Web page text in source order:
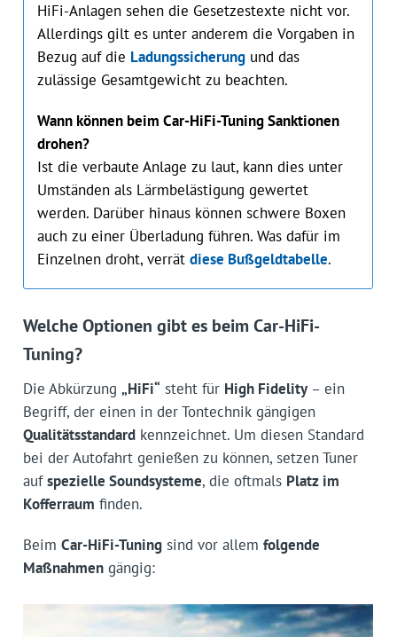
HiFi-Anlagen sehen die Gesetzestexte nicht vor.
Allerdings gilt es unter anderem die Vorgaben in
Bezug auf die Ladungssicherungund das
zulässige Gesamtgewicht zu beachten.
Wann können beim Car-HiFi-Tuning Sanktionen
drohen?
Ist die verbaute Anlage zu laut, kann dies unter
Umständen als Lärmbelästigung gewertet
werden. Darüber hinaus können schwere Boxen
auch zu einer Überladung führen. Was dafür im
Einzelnen droht, verrät diese Bußgeldtabelle.
Welche Optionen gibt es beim Car-HiFi-
Tuning?
Die Abkürzung „HiFi“ steht für High Fidelity– ein
Begriff, der einen in der Tontechnik gängigen
Qualitätsstandardkennzeichnet. Um diesen Standard
bei der Autofahrt genießen zu können, setzen Tuner
aufspezielle Soundsysteme, die oftmals Platz im
Kofferraum finden.
Beim Car-HiFi-Tuningsind vor allem folgende
Maßnahmengängig: